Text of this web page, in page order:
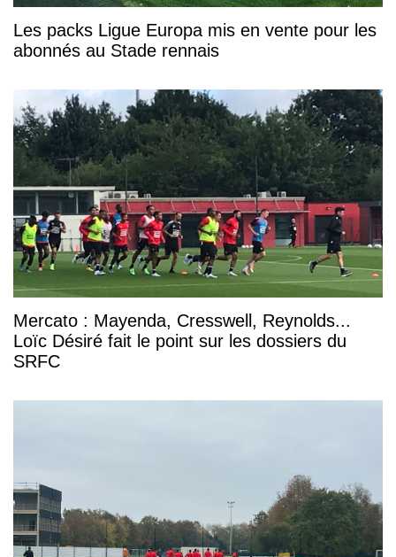
Les packs Ligue Europa mis en vente pour les
abonnés au Stade rennais
Mercato : Mayenda, Cresswell, Reynolds...
Loïc Désiré fait le point sur les dossiers du
SRFC